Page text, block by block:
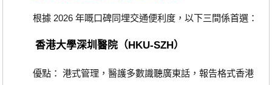
根據 2026 年嘅口碑同埋交通便利度，以下三間係首選：
香港大學深圳醫院（HKU-SZH）
優點： 港式管理，醫護多數識聽廣東話，報告格式香港